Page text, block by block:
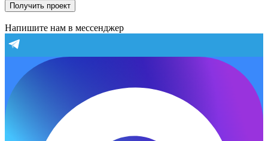
Получить проект
Напишите нам в мессенджер